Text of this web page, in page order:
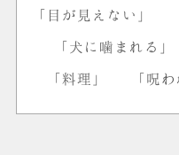
「目が見えない」
「犬に噛まれる」
「料理」 「呪わ